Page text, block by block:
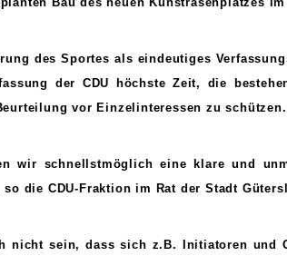
des Sportes als eindeutiges
der CDU höchste Zeit, die
vor Einzelinteressen zu schützen.
wir schnellstmöglich eine klare und
die CDU-Fraktion im Rat der Stadt
nicht sein, dass sich z.B. Initiatoren und